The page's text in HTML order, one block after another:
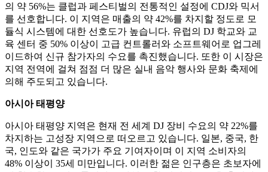
의 약 56%는 클럽과 페스티벌의 전통적인 설정에 CDJ와 믹서
를 선호합니다. 이 지역은 매출의 약 42%를 차지할 정도로 모
듈식 시스템에 대한 선호도가 높습니다. 유럽의 DJ 학교와 교
육 센터 중 50% 이상이 고급 컨트롤러와 소프트웨어로 업그레
이드하여 신규 참가자의 수요를 촉진했습니다. 또한 이 시장은
지역 전역에 걸쳐 점점 더 많은 실내 음악 행사와 문화 축제에
의해 주도되고 있습니다.
아시아 태평양
아시아 태평양 지역은 현재 전 세계 DJ 장비 수요의 약 22%를
차지하는 고성장 지역으로 떠오르고 있습니다. 일본, 중국, 한
국, 인도와 같은 국가가 주요 기여자이며 이 지역 소비자의
48% 이상이 35세 미만입니다. 이러한 젊은 인구층은 초보자에